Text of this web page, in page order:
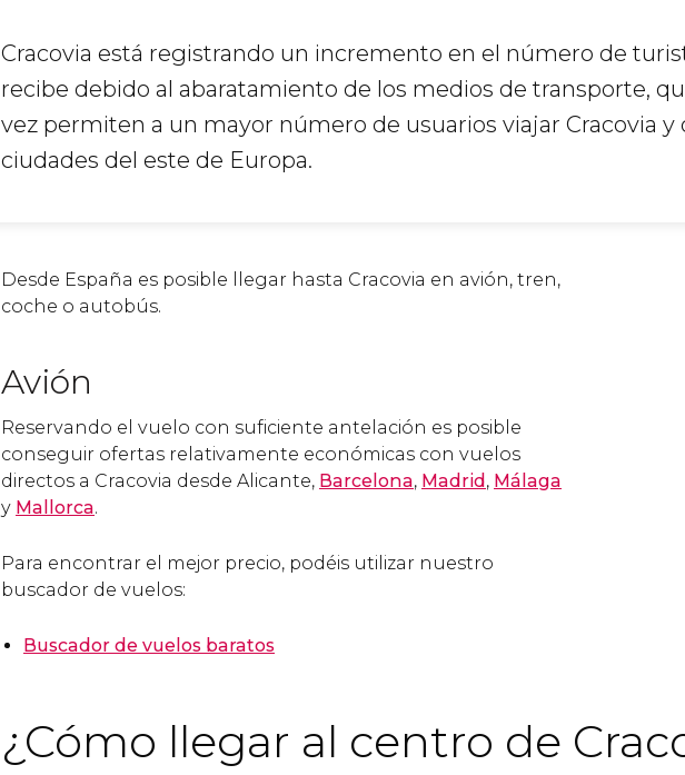
Cracovia está registrando un incremento en el número de
recibe debido al abaratamiento de los medios de transporte,
vez permiten a un mayor número de usuarios viajar Cracovia y
ciudades del este de Europa.
Desde España es posible llegar hasta Cracovia en avión, tren,
coche o autobús.
Avión
Reservando el vuelo con suficiente antelación es posible
conseguir ofertas relativamente económicas con vuelos
directos a Cracovia desde Alicante, Barcelona, Madrid, Málaga
y Mallorca.
Para encontrar el mejor precio, podéis utilizar nuestro
buscador de vuelos:
Buscador de vuelos baratos
¿Cómo llegar al centro de